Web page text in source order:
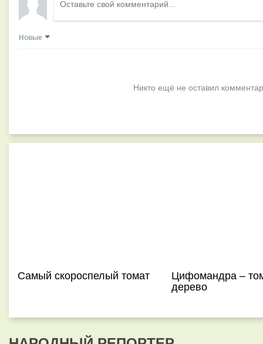
Новые
Никто ещё не оставил
Самый скороспелый томат Цифомандра –
дерево